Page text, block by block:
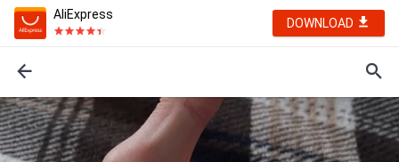
AliExpress
DOWNLOAD